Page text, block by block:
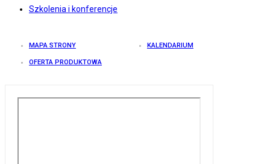
Szkolenia i konferencje
MAPA STRONY KALENDARIUM
OFERTA PRODUKTOWA